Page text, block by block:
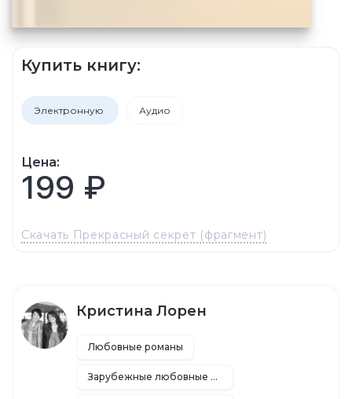
Купить книгу:
Электронную Аудио
Цена:
199 ₽
Скачать Прекрасный секрет (фрагмент)
Кристина Лорен
Любовные романы
Зарубежные любовные романы